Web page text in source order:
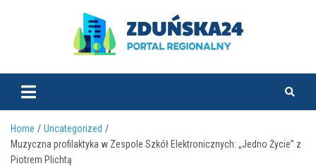
zdunska24.pl
Home
Uncategorized
Muzyczna profilaktyka w Zespole Szkół Elektronicznych: „Jedno Życie” z
Piotrem Plichtą